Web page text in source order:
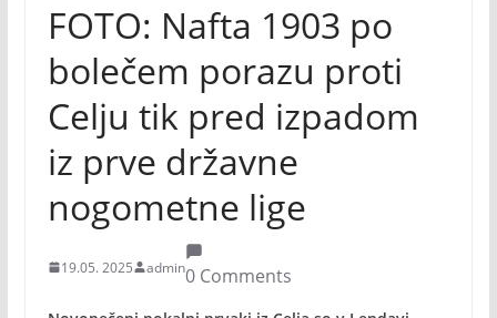
FOTO: Nafta 1903 po
bolečem porazu proti
Celju tik pred izpadom
iz prve državne
nogometne lige
19.05. 2025 admin0 Comments